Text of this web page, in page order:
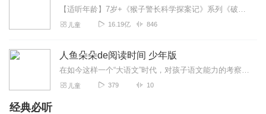
【适听年龄】7岁+《猴子警长科学探案记》系列《破坏者联盟篇1·猴子警长科学探案记》>>>《破坏者联盟篇2·猴子警长科学探案记》>>>《破坏者联盟篇3·猴子警长科...
儿童 16.19亿 846
人鱼朵朵de阅读时间 少年版
在如今这样一个“大语文”时代，对孩子语文能力的考察不再是单纯的字词会写，古诗文会背，而是从语文文字延伸到了文章、文学和文化的文学素养层面，更侧重考察孩子们的阅读...
儿童 379 10
经典必听